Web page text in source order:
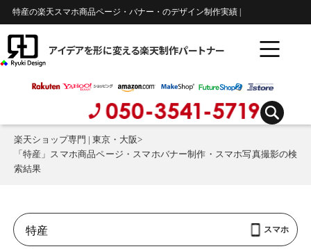
特産の楽天スマホ商品ページ・バナー・のデザイン制作実績 |
アイデアを形に変える楽天制作パートナー
楽天ショップ専門 | 東京・大阪>
「特産」スマホ商品ページ・スマホバナー制作・スマホ写真撮影の検
索結果
スマホ